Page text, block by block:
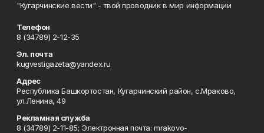
"Кугарчинские вести" - твой проводник в мир информации
Телефон
8 (34789) 2-12-35
Эл. почта
kugvestigazeta@yandex.ru
Адрес
Республика Башкортостан, Кугарчинский район, с.Мраково,
ул.Ленина, 49
Рекламная служба
8 (34789) 2-11-85; Электронная почта: mrakovo-